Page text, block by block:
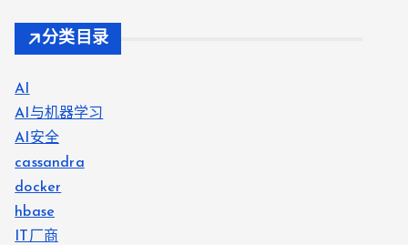
分类目录
AI
AI与机器学习
AI安全
cassandra
docker
hbase
IT厂商